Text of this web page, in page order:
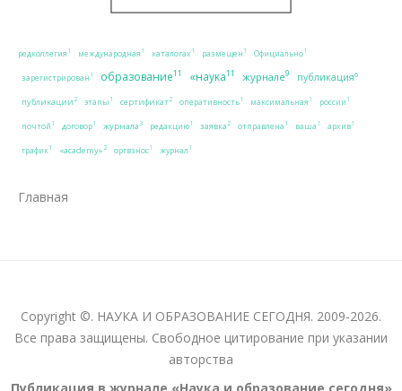
редколлегия 1 международная 1 каталогах 1 размещен 1 Официально1
зарегистрирован 1 образование11 «наука11 журнале9 публикация6
публикации2 этапы 1 сертификат2 оперативность1 максимальная 1 россии 1
почтой 1 договор1 журнала3 редакцию1 заявка2 отправлена 1 ваша 1 архив1
график1 «academy»2 оргвзнос1 журнал 1
Главная
Copyright ©. НАУКА И ОБРАЗОВАНИЕ СЕГОДНЯ. 2009-2026.
Все права защищены. Свободное цитирование при указании
авторства